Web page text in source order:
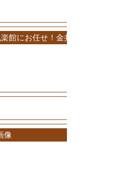
！金井みおエロ画像が29枚
像